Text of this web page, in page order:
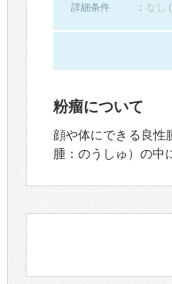
詳細条件
なし
粉瘤について
顔や体にできる良性
腫：のうしゅ）の中